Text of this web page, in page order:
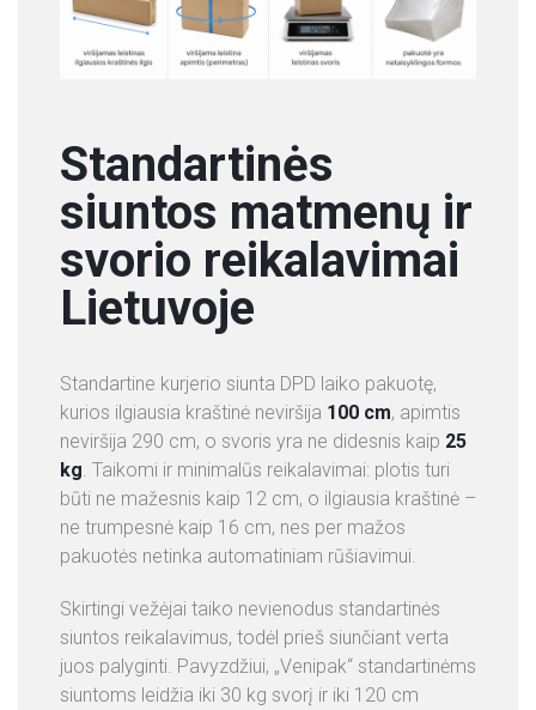
Standartinės
siuntos matmenų ir
svorio reikalavimai
Lietuvoje
Standartine kurjerio siunta DPD laiko pakuotę,
kurios ilgiausia kraštinė neviršija 100 cm, apimtis
neviršija 290 cm, o svoris yra ne didesnis kaip 25
kg. Taikomi ir minimalūs reikalavimai: plotis turi
būti ne mažesnis kaip 12 cm, o ilgiausia kraštinė –
ne trumpesnė kaip 16 cm, nes per mažos
pakuotės netinka automatiniam rūšiavimui.
Skirtingi vežėjai taiko nevienodus standartinės
siuntos reikalavimus, todėl prieš siunčiant verta
juos palyginti. Pavyzdžiui, „Venipak“ standartinėms
siuntoms leidžia iki 30 kg svorį ir iki 120 cm